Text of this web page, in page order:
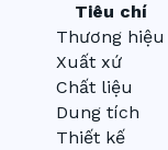
Tiêu chí
Thương hiệu
Xuất xứ
Chất liệu
Dung tích
Thiết kế